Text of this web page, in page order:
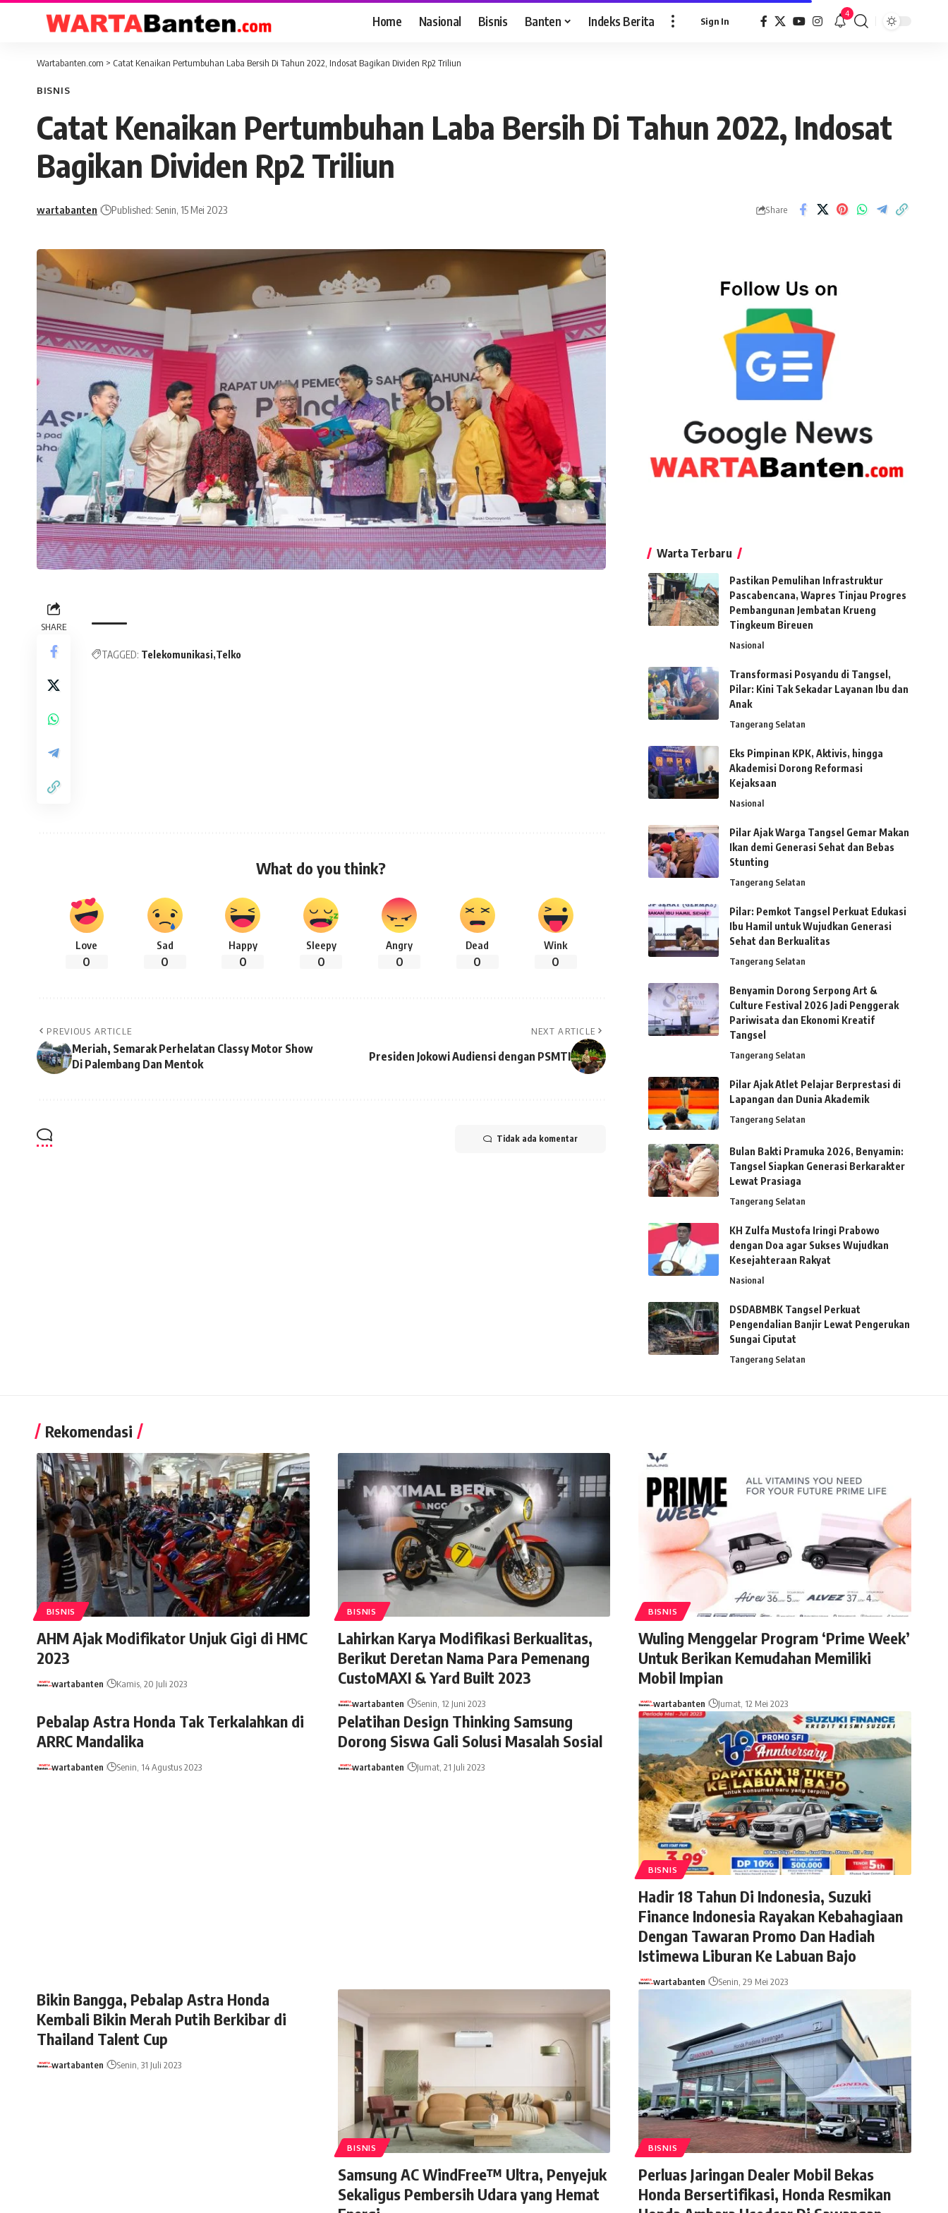
Home Nasional Bisnis Banten Indeks Berita Sign In
4
Wartabanten.com > Catat Kenaikan Pertumbuhan Laba Bersih Di Tahun 2022, Indosat Bagikan Dividen Rp2 Triliun
BISNIS
Catat Kenaikan Pertumbuhan Laba Bersih Di Tahun 2022, Indosat
Bagikan Dividen Rp2 Triliun
wartabanten Published: Senin, 15 Mei 2023 Share
SHARE
TAGGED: Telekomunikasi Telko
What do you think?
Love
0
Sad
0
Happy
0
Sleepy
0
Angry
0
Dead
0
Wink
0
PREVIOUS ARTICLE
Meriah, Semarak Perhelatan Classy Motor Show
Di Palembang Dan Mentok
NEXT ARTICLE
Presiden Jokowi Audiensi dengan PSMTI
Tidak ada komentar
Warta Terbaru
Pastikan Pemulihan Infrastruktur
Pascabencana, Wapres Tinjau Progres
Pembangunan Jembatan Krueng
Tingkeum Bireuen
Nasional
Transformasi Posyandu di Tangsel,
Pilar: Kini Tak Sekadar Layanan Ibu dan
Anak
Tangerang Selatan
Eks Pimpinan KPK, Aktivis, hingga
Akademisi Dorong Reformasi
Kejaksaan
Nasional
Pilar Ajak Warga Tangsel Gemar Makan
Ikan demi Generasi Sehat dan Bebas
Stunting
Tangerang Selatan
Pilar: Pemkot Tangsel Perkuat Edukasi
Ibu Hamil untuk Wujudkan Generasi
Sehat dan Berkualitas
Tangerang Selatan
Benyamin Dorong Serpong Art &
Culture Festival 2026 Jadi Penggerak
Pariwisata dan Ekonomi Kreatif
Tangsel
Tangerang Selatan
Pilar Ajak Atlet Pelajar Berprestasi di
Lapangan dan Dunia Akademik
Tangerang Selatan
Bulan Bakti Pramuka 2026, Benyamin:
Tangsel Siapkan Generasi Berkarakter
Lewat Prasiaga
Tangerang Selatan
KH Zulfa Mustofa Iringi Prabowo
dengan Doa agar Sukses Wujudkan
Kesejahteraan Rakyat
Nasional
DSDABMBK Tangsel Perkuat
Pengendalian Banjir Lewat Pengerukan
Sungai Ciputat
Tangerang Selatan
Rekomendasi
BISNIS
AHM Ajak Modifikator Unjuk Gigi di HMC
2023
wartabanten Kamis, 20 Juli 2023
BISNIS
Lahirkan Karya Modifikasi Berkualitas,
Berikut Deretan Nama Para Pemenang
CustoMAXI & Yard Built 2023
wartabanten Senin, 12 Juni 2023
BISNIS
Wuling Menggelar Program ‘Prime Week’
Untuk Berikan Kemudahan Memiliki
Mobil Impian
wartabanten Jumat, 12 Mei 2023
Pebalap Astra Honda Tak Terkalahkan di
ARRC Mandalika
wartabanten Senin, 14 Agustus 2023
Pelatihan Design Thinking Samsung
Dorong Siswa Gali Solusi Masalah Sosial
wartabanten Jumat, 21 Juli 2023
BISNIS
Hadir 18 Tahun Di Indonesia, Suzuki
Finance Indonesia Rayakan Kebahagiaan
Dengan Tawaran Promo Dan Hadiah
Istimewa Liburan Ke Labuan Bajo
wartabanten Senin, 29 Mei 2023
Bikin Bangga, Pebalap Astra Honda
Kembali Bikin Merah Putih Berkibar di
Thailand Talent Cup
wartabanten Senin, 31 Juli 2023
BISNIS
Samsung AC WindFree™ Ultra, Penyejuk
Sekaligus Pembersih Udara yang Hemat
BISNIS
Perluas Jaringan Dealer Mobil Bekas
Honda Bersertifikasi, Honda Resmikan